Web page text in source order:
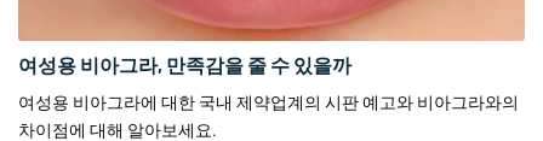
여성용 비아그라, 만족감을 줄 수 있을까
여성용 비아그라에 대한 국내 제약업계의 시판 예고와 비아그라와의
차이점에 대해 알아보세요.